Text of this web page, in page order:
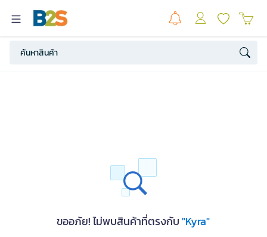
ขออภัย! ไม่พบสินค้าที่ตรงกับ"Kyra"